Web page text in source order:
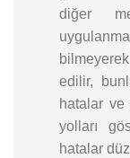
diğer
edilir,
hatalar
yolları
hatalar